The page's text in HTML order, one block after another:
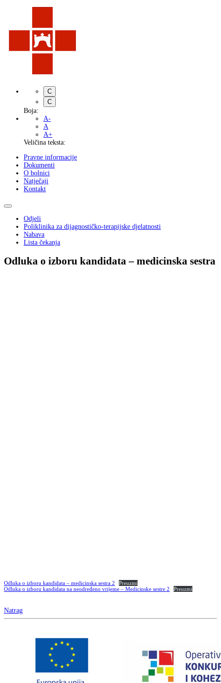
C
C
Boja:
A-
A
A+
Veličina teksta:
Pravne informacije
Dokumenti
O bolnici
Natječaji
Kontakt
Odjeli
Poliklinika za dijagnostičko-terapijske djelatnosti
Nabava
Lista čekanja
Odluka o izboru kandidata – medicinska sestra
Odluka o izboru kandidata – medicinska sestra 2
Preuzmi
Odluka o izboru kandidata na neodređeno vrijeme – Medicinske sestre 2
Preuzmi
Natrag